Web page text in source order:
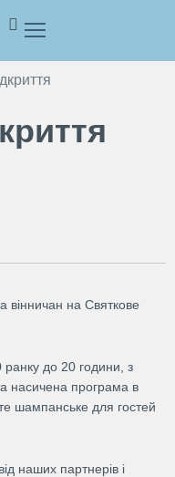
вінничан на Святкове
ранку до 20 години, з
насичена програма в
шампанське для гостей
наших партнерів і